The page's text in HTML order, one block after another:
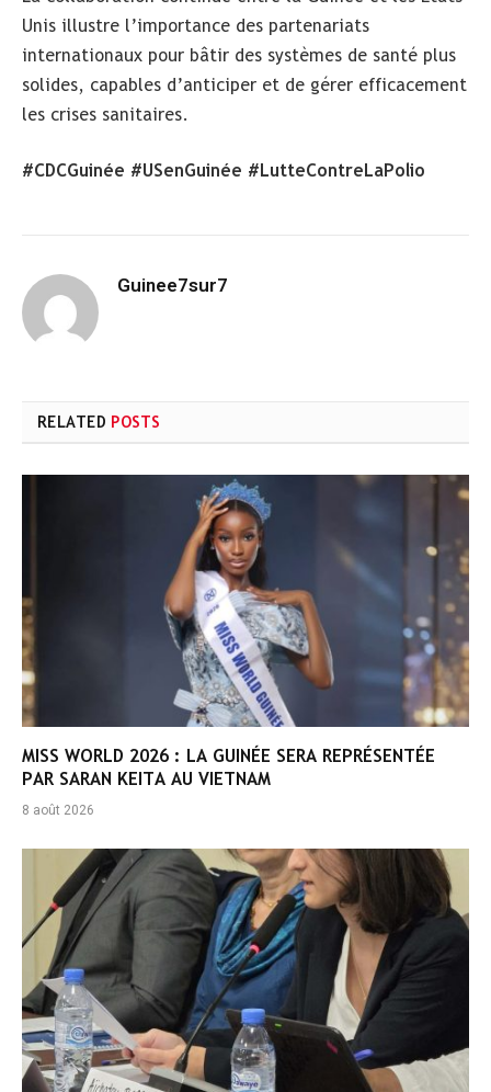
Unis illustre l’importance des partenariats
internationaux pour bâtir des systèmes de santé plus
solides, capables d’anticiper et de gérer efficacement
les crises sanitaires.
#CDCGuinée #USenGuinée #LutteContreLaPolio
Guinee7sur7
RELATED POSTS
MISS WORLD 2026 : LA GUINÉE SERA REPRÉSENTÉE
PAR SARAN KEITA AU VIETNAM
8 août 2026